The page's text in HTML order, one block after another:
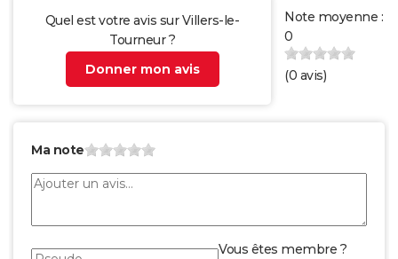
Quel est votre avis sur Villers-le-
Tourneur ?
Donner mon avis
Note moyenne :
0
(0 avis)
Ma note
Vous êtes membre ?